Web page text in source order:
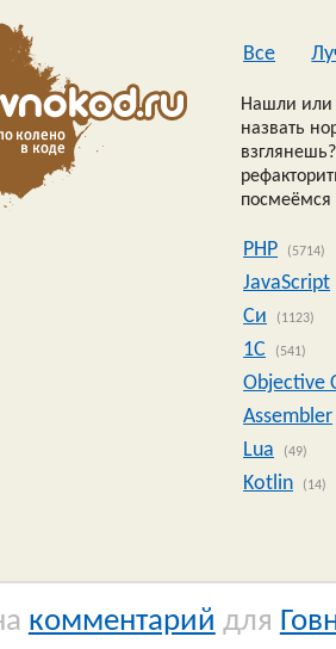
Все
Нашли или
назвать
посмеёмся
PHP (5714)
JavaScript
Си
(1123)
1C (541)
Objective
Assembler
Lua
(49)
Kotlin (14)
комментарий для